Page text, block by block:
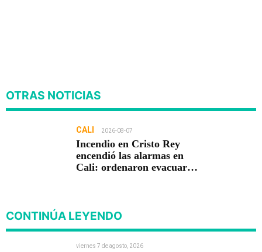
OTRAS NOTICIAS
CALI 2026-08-07
Incendio en Cristo Rey
encendió las alarmas en
Cali: ordenaron evacuar
CONTINÚA LEYENDO
viernes 7 de agosto, 2026